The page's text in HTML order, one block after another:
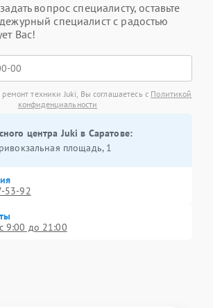
вопрос специалисту, оставьте
специалист с радостью
Вас!
техники Juki, Вы соглашаетесь с Политикой
конфиденциальности
центра Juki в Саратове:
площадь, 1
53-92
9:00 до 21:00